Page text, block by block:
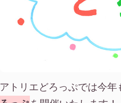
アトリエどろっぷでは今